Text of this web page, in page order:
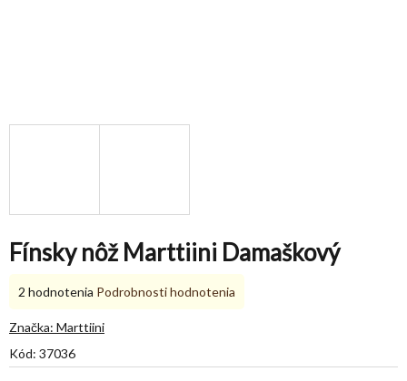
Fínsky nôž Marttiini Damaškový
Kód: 37036
Priemerné
produktu
5,0
2 hodnotenia Podrobnosti hodnotenia
Značka: Marttiini